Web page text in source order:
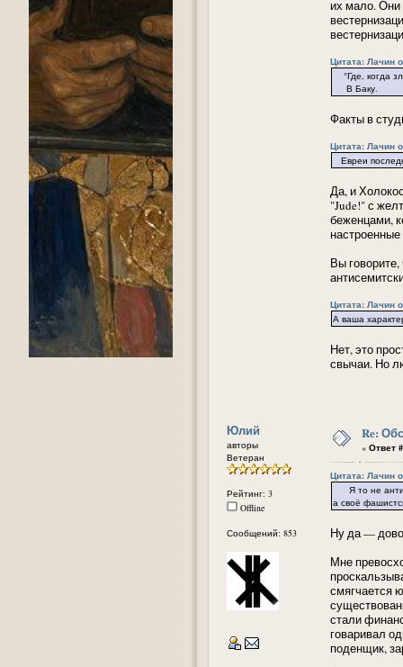
их мало. Они
Цитата: Лачин
"Где, когда
В Баку.
Факты в
Цитата: Лачин
Евреи
Да, и
"Jude!" с
беженцами,
Вы
Цитата: Лачин
А ваша
Нет, это
свычаи. Но
Юлий
авторы
Ветеран
Рейтинг: 3
Offline
Сообщений: 853
Re:
« Ответ
Цитата: Лачин
Я то не
а своё
Ну да —
Мне
смягчается
стали
говаривал
поденщик,